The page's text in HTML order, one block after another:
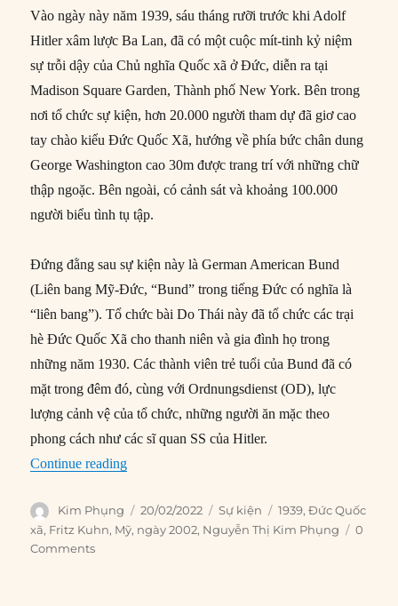
Vào ngày này năm 1939, sáu tháng rưỡi trước khi Adolf
Hitler xâm lược Ba Lan, đã có một cuộc mít-tinh kỷ niệm
sự trỗi dậy của Chủ nghĩa Quốc xã ở Đức, diễn ra tại
Madison Square Garden, Thành phố New York. Bên trong
nơi tổ chức sự kiện, hơn 20.000 người tham dự đã giơ cao
tay chào kiểu Đức Quốc Xã, hướng về phía bức chân dung
George Washington cao 30m được trang trí với những chữ
thập ngoặc. Bên ngoài, có cảnh sát và khoảng 100.000
người biểu tình tụ tập.
Đứng đằng sau sự kiện này là German American Bund
(Liên bang Mỹ-Đức, “Bund” trong tiếng Đức có nghĩa là
“liên bang”). Tổ chức bài Do Thái này đã tổ chức các trại
hè Đức Quốc Xã cho thanh niên và gia đình họ trong
những năm 1930. Các thành viên trẻ tuổi của Bund đã có
mặt trong đêm đó, cùng với Ordnungsdienst (OD), lực
lượng cảnh vệ của tổ chức, những người ăn mặc theo
phong cách như các sĩ quan SS của Hitler.
Continue reading“20/02/1939: Mít-tinh ủng hộ Đức Quốc Xã
Author
Kim Phụng
Posted
on
20/02/2022 Categories
Sự kiện Tags
1939,Đức Quốc
xã, Fritz Kuhn, Mỹ, ngày 2002, Nguyễn Thị Kim Phụng
0
Comments